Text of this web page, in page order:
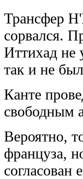
Трансфер
сорвался.
Иттихад не
так и не
Канте
свободным
Вероятно,
француза,
согласован